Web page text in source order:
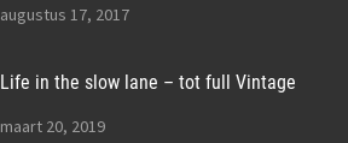
augustus 17, 2017
Life in the slow lane – tot full Vintage
maart 20, 2019